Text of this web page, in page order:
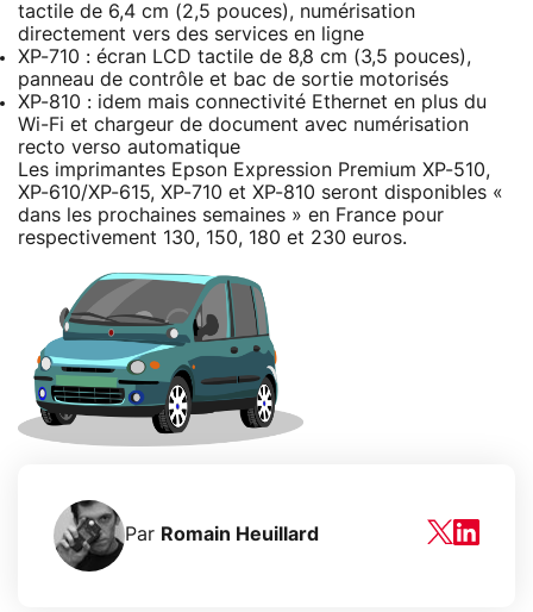
tactile de 6,4 cm (2,5 pouces), numérisation
directement vers des services en ligne
XP-710 : écran LCD tactile de 8,8 cm (3,5 pouces),
panneau de contrôle et bac de sortie motorisés
XP-810 : idem mais connectivité Ethernet en plus du
Wi-Fi et chargeur de document avec numérisation
recto verso automatique
Les imprimantes Epson Expression Premium XP-510,
XP-610/XP-615, XP-710 et XP-810 seront disponibles «
dans les prochaines semaines » en France pour
respectivement 130, 150, 180 et 230 euros.
Par Romain Heuillard